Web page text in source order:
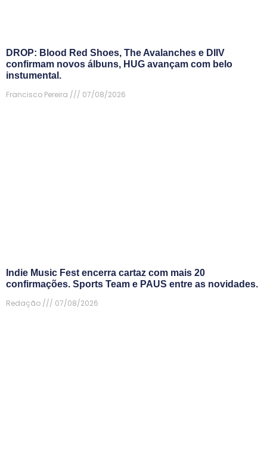
DROP: Blood Red Shoes, The Avalanches e DIIV
confirmam novos álbuns, HUG avançam com belo
instumental.
Francisco Pereira
07/08/2026
Indie Music Fest encerra cartaz com mais 20
confirmações. Sports Team e PAUS entre as novidades.
Redação
07/08/2026